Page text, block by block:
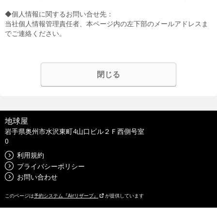
◆個人情報に関するお問い合せ先：
当社個人情報管理責任者、本ページ内の左下部のメールアドレスま
でご連絡ください。
閉じる
地球屋
岩手県奥州市水沢東町4山口ビル２Ｆ西側号室
0
利用規約
プライバシーポリシー
お問い合わせ
このページは予約システム『Airリザーブ』 が提供しています